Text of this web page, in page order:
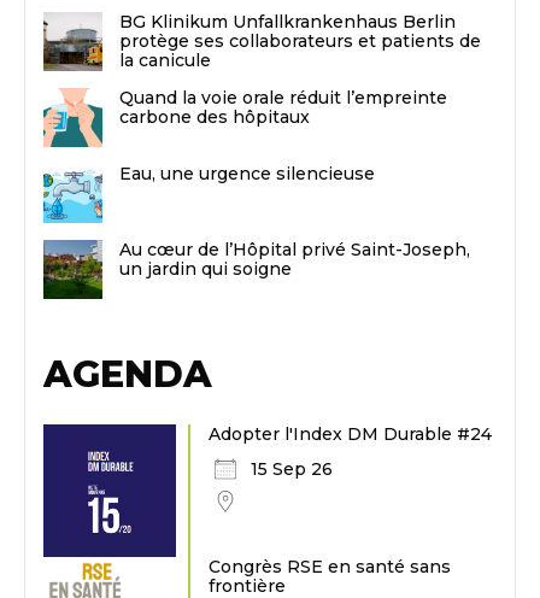
BG Klinikum Unfallkrankenhaus Berlin
protège ses collaborateurs et patients de
la canicule
Quand la voie orale réduit l’empreinte
carbone des hôpitaux
Eau, une urgence silencieuse
Au cœur de l’Hôpital privé Saint-Joseph,
un jardin qui soigne
AGENDA
Adopter l'Index DM Durable #24
15 Sep 26
Congrès RSE en santé sans
frontière